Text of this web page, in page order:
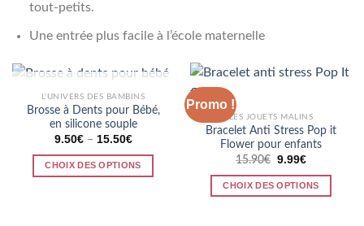
tout-petits.
Une entrée plus facile à l’école maternelle
RUPTURE DE STOCK
L'UNIVERS DES BAMBINS
Brosse à Dents pour Bébé,
en silicone souple
9.50€– 15.50€
CHOIX DES OPTIONS
Promo !
LES JOUETS MALINS
Bracelet Anti Stress Pop it
Flower pour enfants
15.90€ Le
initial
était :
9.99€Le
actuel
est :
CHOIX DES OPTIONS